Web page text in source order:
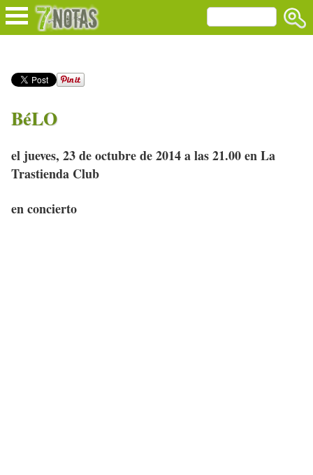
BéLO
el jueves, 23 de octubre de 2014 a las 21.00 en La
Trastienda Club
en concierto